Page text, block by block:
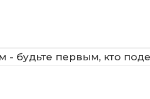
будьте первым, кто